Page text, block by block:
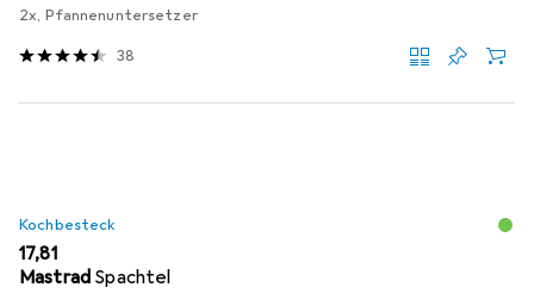
2x, Pfannenuntersetzer
38
Kochbesteck
EUR
17,81
Mastrad Spachtel